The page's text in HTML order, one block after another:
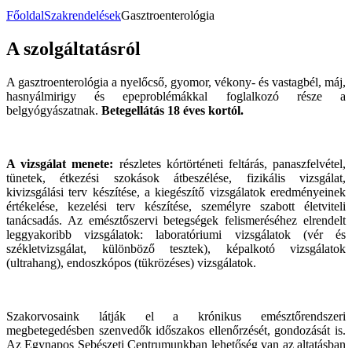
FőoldalSzakrendelésekGasztroenterológia
A szolgáltatásról
A gasztroenterológia a nyelőcső, gyomor, vékony- és vastagbél, máj,
hasnyálmirigy és epeproblémákkal foglalkozó része a
belgyógyászatnak. Betegellátás 18 éves kortól.
A vizsgálat menete: részletes kórtörténeti feltárás, panaszfelvétel,
tünetek, étkezési szokások átbeszélése, fizikális vizsgálat,
kivizsgálási terv készítése, a kiegészítő vizsgálatok eredményeinek
értékelése, kezelési terv készítése, személyre szabott életviteli
tanácsadás. Az emésztőszervi betegségek felismeréséhez elrendelt
leggyakoribb vizsgálatok: laboratóriumi vizsgálatok (vér és
székletvizsgálat, különböző tesztek), képalkotó vizsgálatok
(ultrahang), endoszkópos (tükrözéses) vizsgálatok.
Szakorvosaink látják el a krónikus emésztőrendszeri
megbetegedésben szenvedők időszakos ellenőrzését, gondozását is.
Az Egynapos Sebészeti Centrumunkban lehetőség van az altatásban